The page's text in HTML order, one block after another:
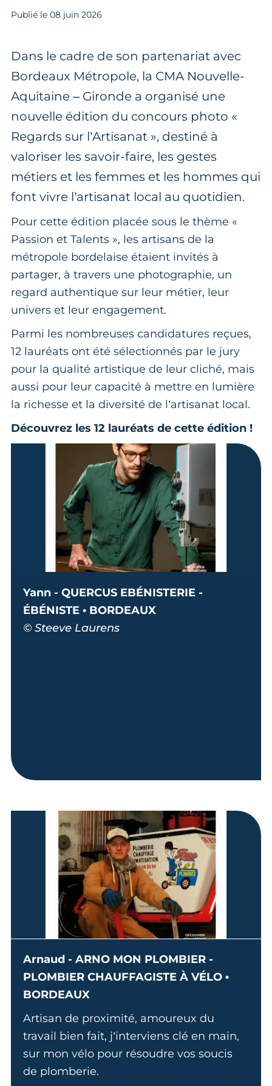
Publié le 08 juin 2026
Dans le cadre de son partenariat avec
Bordeaux Métropole, la CMA Nouvelle-
Aquitaine – Gironde a organisé une
nouvelle édition du concours photo «
Regards sur l’Artisanat », destiné à
valoriser les savoir-faire, les gestes
métiers et les femmes et les hommes qui
font vivre l’artisanat local au quotidien.
Pour cette édition placée sous le thème «
Passion et Talents », les artisans de la
métropole bordelaise étaient invités à
partager, à travers une photographie, un
regard authentique sur leur métier, leur
univers et leur engagement.
Parmi les nombreuses candidatures reçues,
12 lauréats ont été sélectionnés par le jury
pour la qualité artistique de leur cliché, mais
aussi pour leur capacité à mettre en lumière
la richesse et la diversité de l’artisanat local.
Découvrez les 12 lauréats de cette édition !
Yann - QUERCUS EBÉNISTERIE -
ÉBÉNISTE • BORDEAUX
© Steeve Laurens
Arnaud - ARNO MON PLOMBIER -
PLOMBIER CHAUFFAGISTE À VÉLO •
BORDEAUX
Artisan de proximité, amoureux du
travail bien fait, j’interviens clé en main,
sur mon vélo pour résoudre vos soucis
de plomberie.